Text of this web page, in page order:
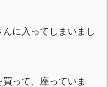
に入ってしまいまし
って、座っていま